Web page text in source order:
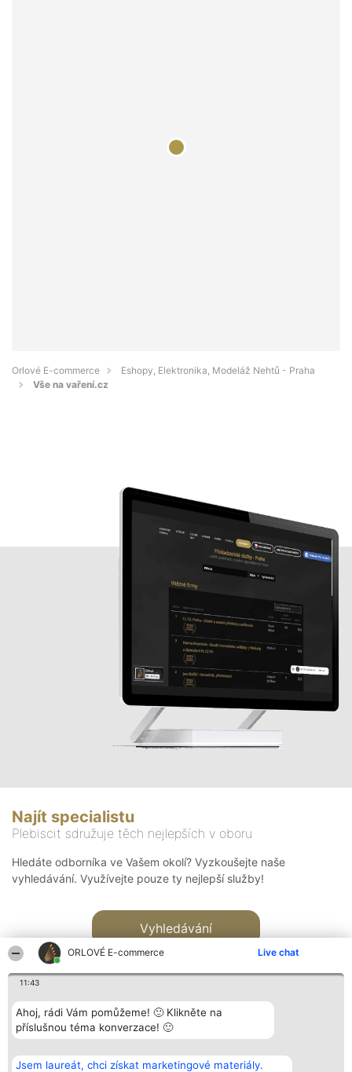
ORLOVÉ E-commerce Live chat
11:43
Ahoj, rádi Vám pomůžeme! 🙂 Klikněte na
příslušnou téma konverzace! 🙂
Jsem laureát, chci získat marketingové materiály.
Orlové E-commerce
Eshopy, Elektronika, Modeláž Nehtů - Praha
Vše na vaření.cz
Najít specialistu
Plebiscit sdružuje těch nejlepších v oboru
Hledáte odborníka ve Vašem okolí? Vyzkoušejte naše
vyhledávání. Využívejte pouze ty nejlepší služby!
Vyhledávání
Bright Side Solutions sp. z o.
o. sp. k.
Vítězové
Seznam všech
Kontakt